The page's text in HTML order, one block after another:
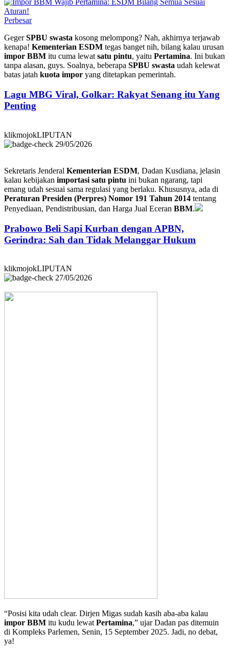
Perbesar
GegerSPBU swasta kosong melompong? Nah, akhirnya terjawab
kenapa! Kementerian ESDM tegas banget nih, bilang kalau urusan
impor BBM itu cuma lewatsatu pintu, yaitu Pertamina. Ini bukan
tanpa alasan, guys. Soalnya, beberapa SPBU swasta udah kelewat
batas jatah kuota impor yang ditetapkan pemerintah.
Lagu MBG Viral, Golkar: Rakyat Senang itu Yang
Penting
klikmojokLIPUTAN
29/05/2026
Sekretaris Jenderal Kementerian ESDM, Dadan Kusdiana, jelasin
kalau kebijakan importasi satu pintu ini bukan ngarang, tapi
emang udah sesuai sama regulasi yang berlaku. Khususnya, ada di
Peraturan Presiden (Perpres) Nomor 191 Tahun 2014 tentang
Penyediaan, Pendistribusian, dan Harga Jual Eceran BBM.
Prabowo Beli Sapi Kurban dengan APBN,
Gerindra: Sah dan Tidak Melanggar Hukum
klikmojokLIPUTAN
27/05/2026
“Posisi kita udah clear. Dirjen Migas sudah kasih aba-aba kalau
impor BBM itu kudu lewat Pertamina,” ujar Dadan pas ditemuin
di Kompleks Parlemen, Senin, 15 September 2025. Jadi, no debat,
ya!